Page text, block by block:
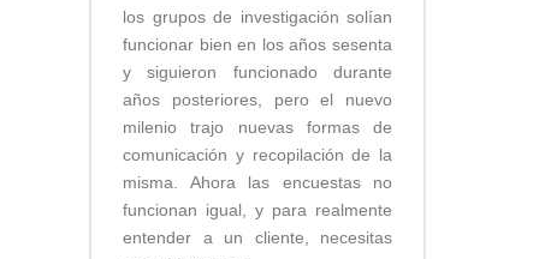
los grupos de investigación solían
funcionar bien en los años sesenta
y siguieron funcionado durante
años posteriores, pero el nuevo
milenio trajo nuevas formas de
comunicación y recopilación de la
misma. Ahora las encuestas no
funcionan igual, y para realmente
entender a un cliente, necesitas